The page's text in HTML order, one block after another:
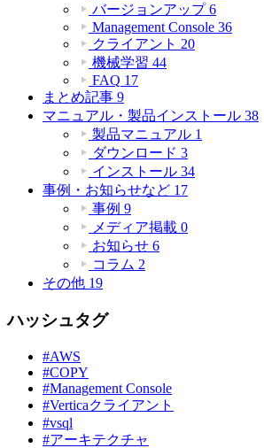
バージョンアップ 6
Management Console 36
クライアント 20
機械学習 44
FAQ 17
まとめ記事 9
マニュアル・製品インストール 38
製品マニュアル 1
ダウンロード 3
インストール 34
事例・お知らせなど 17
事例 9
メディア掲載 0
お知らせ 6
コラム 2
その他 19
ハッシュタグ
#AWS
#COPY
#Management Console
#Verticaクライアント
#vsql
#アーキテクチャ